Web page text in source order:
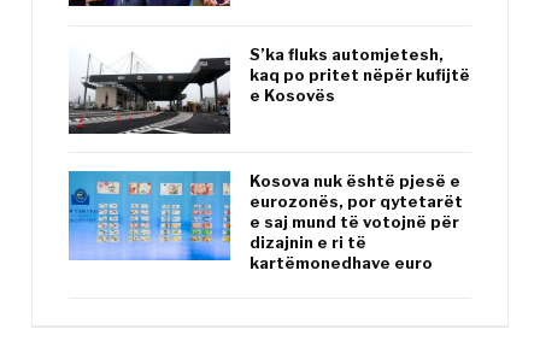
S’ka fluks automjetesh,
kaq po pritet nëpër kufijtë
e Kosovës
Kosova nuk është pjesë e
eurozonës, por qytetarët
e saj mund të votojnë për
dizajnin e ri të
kartëmonedhave euro